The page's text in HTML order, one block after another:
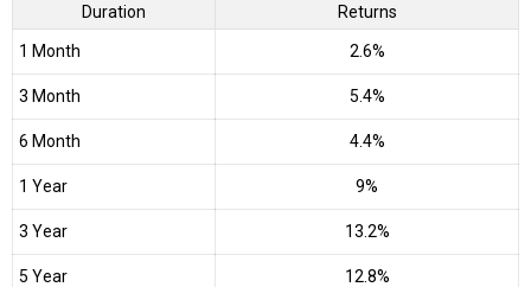
Duration Returns
1 Month 2.6%
3 Month 5.4%
6 Month 4.4%
1 Year 9%
3 Year 13.2%
5 Year 12.8%